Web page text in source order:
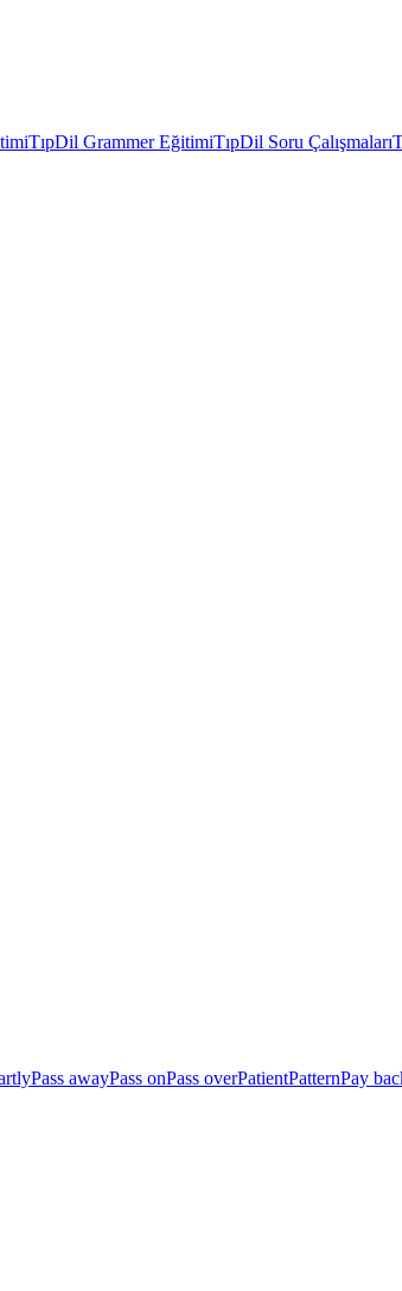
TıpDil Grammer EğitimiTıpDil Soru Çalışmaları
Pass awayPass onPass overPatientPatternPay